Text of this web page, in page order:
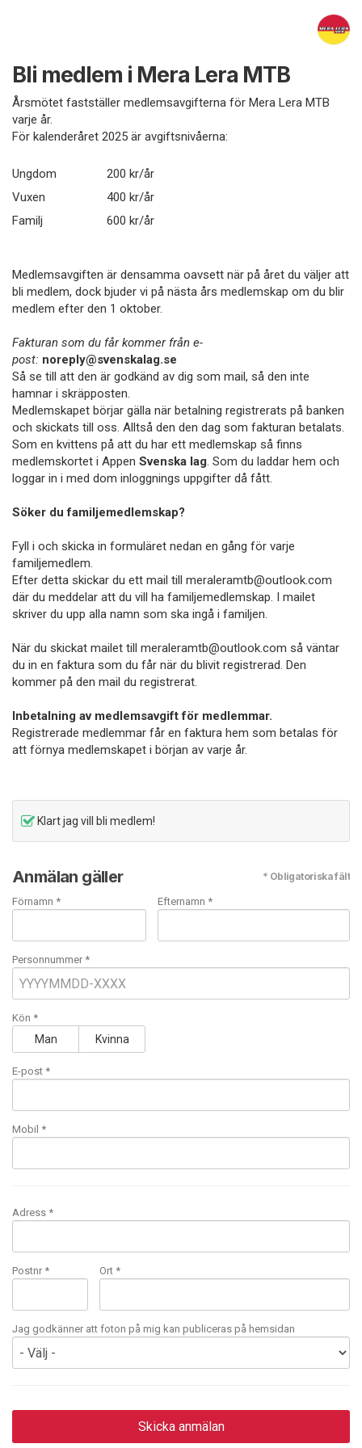
Bli medlem i Mera Lera MTB
Årsmötet fastställer medlemsavgifterna för Mera Lera MTB
varje år.
För kalenderåret 2025 är avgiftsnivåerna:
Ungdom
200 kr/år
Vuxen
400 kr/år
Familj
600 kr/år
Medlemsavgiften är densamma oavsett när på året du väljer att
bli medlem, dock bjuder vi på nästa års medlemskap om du blir
medlem efter den 1 oktober.
Fakturan som du får kommer från e-
post: noreply@svenskalag.se
Så se till att den är godkänd av dig som mail, så den inte
hamnar i skräpposten.
Medlemskapet börjar gälla när betalning registrerats på banken
och skickats till oss. Alltså den den dag som fakturan betalats.
Som en kvittens på att du har ett medlemskap så finns
medlemskortet i Appen Svenska lag. Som du laddar hem och
loggar in i med dom inloggnings uppgifter då fått.
Söker du familjemedlemskap?
Fyll i och skicka in formuläret nedan en gång för varje
familjemedlem.
Efter detta skickar du ett mail till meraleramtb@outlook.com
där du meddelar att du vill ha familjemedlemskap. I mailet
skriver du upp alla namn som ska ingå i familjen.
När du skickat mailet till meraleramtb@outlook.com så väntar
du in en faktura som du får när du blivit registrerad. Den
kommer på den mail du registrerat.
Inbetalning av medlemsavgift för medlemmar.
Registrerade medlemmar får en faktura hem som betalas för
att förnya medlemskapet i början av varje år.
Klart jag vill bli medlem!
Anmälan gäller * Obligatoriska fält
Förnamn * Efternamn *
Personnummer *
Kön *
Man Kvinna
E-post *
Mobil *
Adress *
Postnr * Ort *
Jag godkänner att foton på mig kan publiceras på hemsidan